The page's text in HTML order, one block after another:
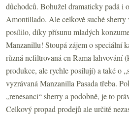
důchodců. Bohužel dramaticky padá i
Amontillado. Ale celkově suché sherry
posílilo, díky přísunu mladých
Manzanillu! Stoupá zájem o speciální
různá nefiltrovaná en Rama lahvování
produkce, ale rychle posilují) a také o
vyzrávaná Manzanilla Pasada třeba.
„renesanci“ sherry a podobně, je to
Celkový propad prodejů ale určitě